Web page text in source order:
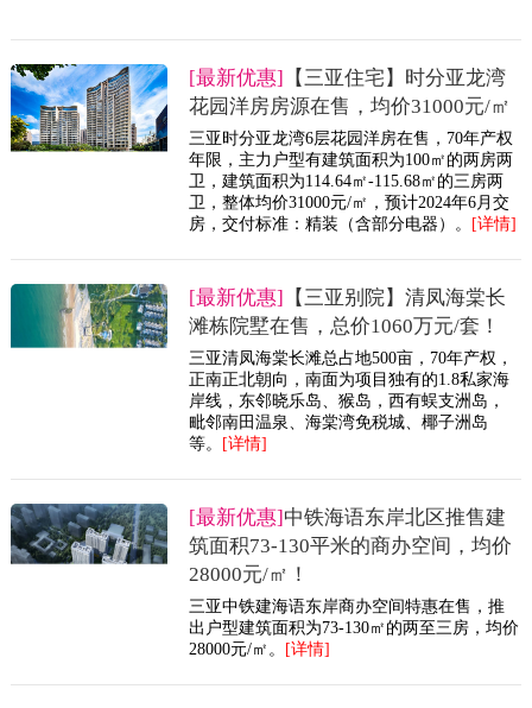
[最新优惠] 【三亚住宅】时分亚龙湾
花园洋房房源在售，均价31000元/㎡
三亚时分亚龙湾6层花园洋房在售，70年产权
年限，主力户型有建筑面积为100㎡的两房两
卫，建筑面积为114.64㎡-115.68㎡的三房两
卫，整体均价31000元/㎡，预计2024年6月交
房，交付标准：精装（含部分电器）。
[详情]
[最新优惠] 【三亚别院】清凤海棠长
滩栋院墅在售，总价1060万元/套！
三亚清凤海棠长滩总占地500亩，70年产权，
正南正北朝向，南面为项目独有的1.8私家海
岸线，东邻晓乐岛、猴岛，西有蜈支洲岛，
毗邻南田温泉、海棠湾免税城、椰子洲岛
等。
[详情]
[最新优惠]中铁海语东岸北区推售建
筑面积73-130平米的商办空间，均价
28000元/㎡！
三亚中铁建海语东岸商办空间特惠在售，推
出户型建筑面积为73-130㎡的两至三房，均价
28000元/㎡。
[详情]